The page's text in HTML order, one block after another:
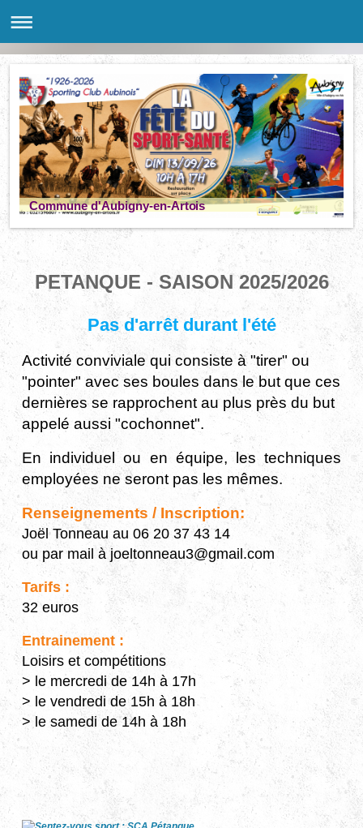
Commune d'Aubigny-en-Artois
PETANQUE - SAISON 2025/2026
Pas d'arrêt durant l'été
Activité conviviale qui consiste à "tirer" ou
"pointer" avec ses boules dans le but que ces
dernières se rapprochent au plus près du but
appelé aussi "cochonnet".
En individuel ou en équipe, les techniques
employées ne seront pas les mêmes.
Renseignements / Inscription:
Joël Tonneau au 06 20 37 43 14
ou par mail à joeltonneau3@gmail.com
Tarifs :
32 euros
Entrainement :
Loisirs et compétitions
> le mercredi de 14h à 17h
> le vendredi de 15h à 18h
> le samedi de 14h à 18h